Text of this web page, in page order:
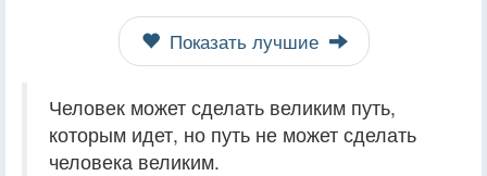
Показать лучшие
Человек может сделать великим путь,
которым идет, но путь не может сделать
человека великим.